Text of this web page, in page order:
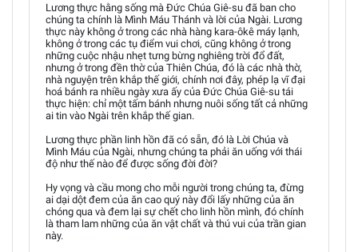
Lương thực hằng sống mà Đức Chúa Giê-su đã ban cho
chúng ta chính là Mình Máu Thánh và lời của Ngài. Lương
thực này không ở trong các nhà hàng kara-ôkê máy lạnh,
không ở trong các tụ điểm vui chơi, cũng không ở trong
những cuộc nhậu nhẹt tưng bừng nghiêng trời đổ đất,
nhưng ở trong đền thờ của Thiên Chúa, đó là các nhà thờ,
nhà nguyện trên khắp thế giới, chính nơi đây, phép lạ vĩ đại
hoá bánh ra nhiều ngày xưa ấy của Đức Chúa Giê-su tái
thực hiện: chỉ một tấm bánh nhưng nuôi sống tất cả những
ai tin vào Ngài trên khắp thế gian.
Lương thực phần linh hồn đã có sẵn, đó là Lời Chúa và
Mình Máu của Ngài, nhưng chúng ta phải ăn uống với thái
độ như thế nào để được sống đời đời?
Hy vọng và cầu mong cho mỗi người trong chúng ta, đừng
ai dại dột đem của ăn cao quý này đổi lấy những của ăn
chóng qua và đem lại sự chết cho linh hồn mình, đó chính
là tham lam những của ăn vật chất và thú vui của trần gian
này.